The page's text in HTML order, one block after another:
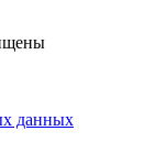
данных